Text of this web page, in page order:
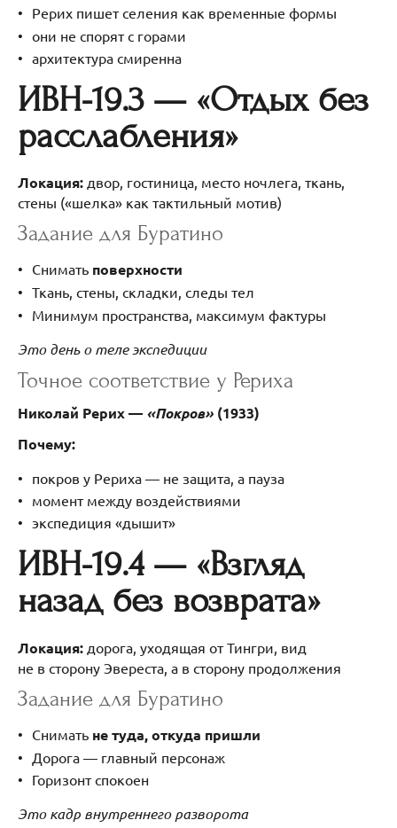
Рерих пишет селения как временные формы
они не спорят с горами
архитектура смиренна
ИВН-19.3 — «Отдых без
расслабления»
Локация: двор, гостиница, место ночлега, ткань,
стены («шелка» как тактильный мотив)
Задание для Буратино
Снимать поверхности
Ткань, стены, складки, следы тел
Минимум пространства, максимум фактуры
Это день о теле экспедиции
Точное соответствие у Рериха
Николай Рерих — «Покров»(1933)
Почему:
покров у Рериха — не защита, а пауза
момент между воздействиями
экспедиция «дышит»
ИВН-19.4 — «Взгляд
назад без возврата»
Локация: дорога, уходящая от Тингри, вид
не в сторону Эвереста, а в сторону продолжения
Задание для Буратино
Снимать не туда, откуда пришли
Дорога — главный персонаж
Горизонт спокоен
Это кадр внутреннего разворота